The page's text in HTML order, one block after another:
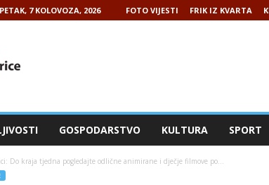
PETAK, 7 KOLOVOZA, 2026 FOTO VIJESTI FRIK IZ KVARTA
GOSPODARSTVO KULTURA SPORT
Do kraja tjedna pogledajte odlične animirane i dječje filmove po...